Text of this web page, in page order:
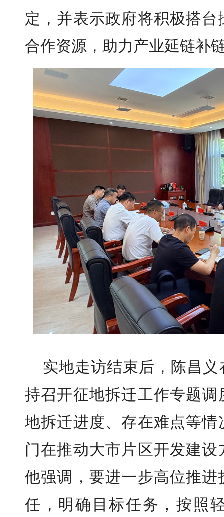
定，并表示政府将积极搭
合作资源，助力产业延链补
实地走访结束后，陈昌
持召开征地拆迁工作专题
地拆迁进度、存在难点等
门在推动大市片区开发建
他强调，要进一步高位推
任，明确目标任务，按照